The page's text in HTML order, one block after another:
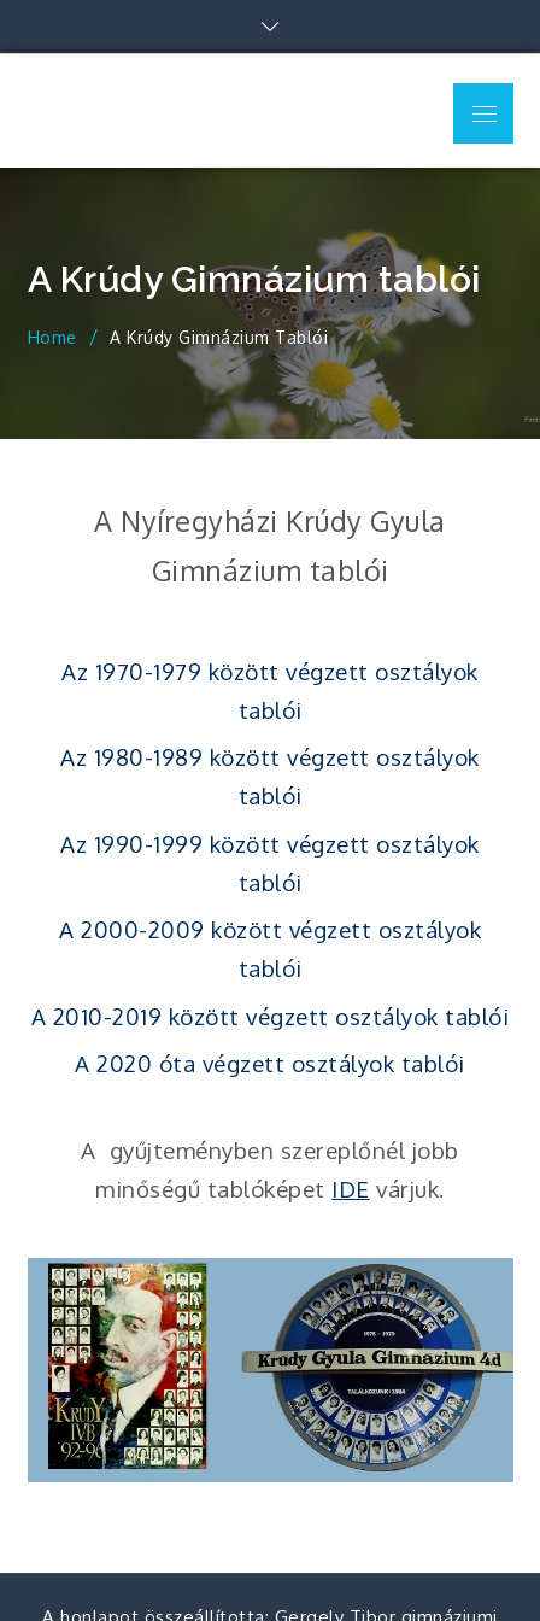
Menu
A Krúdy Gimnázium tablói
Home A Krúdy Gimnázium Tablói
A Nyíregyházi Krúdy Gyula
Gimnázium tablói
Az 1970-1979 között végzett osztályok
tablói
Az 1980-1989 között végzett osztályok
tablói
Az 1990-1999 között végzett osztályok
tablói
A 2000-2009 között végzett osztályok
tablói
A 2010-2019 között végzett osztályok tablói
A 2020 óta végzett osztályok tablói
A gyűjteményben szereplőnél jobb
minőségű tablóképet IDE várjuk.
A honlapot összeállította: Gergely Tibor gimnáziumi